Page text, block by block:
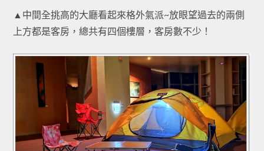
▲中間全挑高的大廳看起來格外氣派~放眼望過去的兩側
上方都是客房，總共有四個樓層，客房數不少！